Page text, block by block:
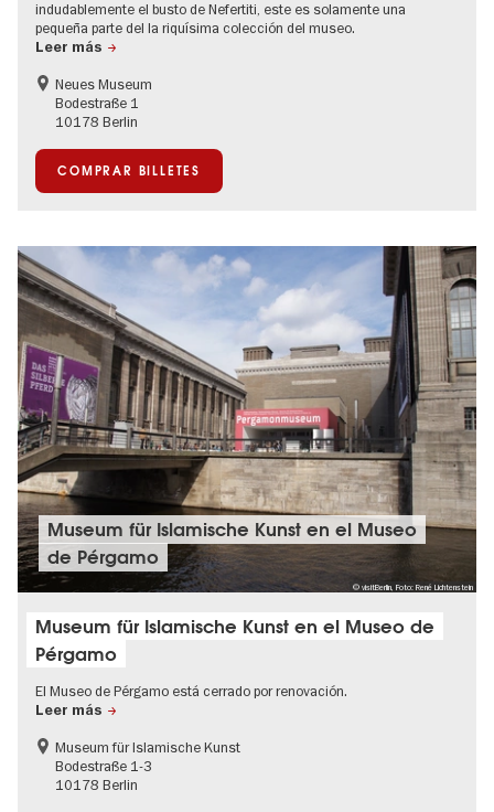
indudablemente el busto de Nefertiti, este es solamente una
pequeña parte del la riquísima colección del museo.
Leer más
Neues Museum
Bodestraße 1
10178 Berlin
COMPRAR BILLETES
© visitBerlin, Foto: René Lichtenstein
Museum für Islamische Kunst en el Museo
de Pérgamo
Museum für Islamische Kunst en el Museo de
Pérgamo
El Museo de Pérgamo está cerrado por renovación.
Leer más
Museum für Islamische Kunst
Bodestraße 1-3
10178 Berlin